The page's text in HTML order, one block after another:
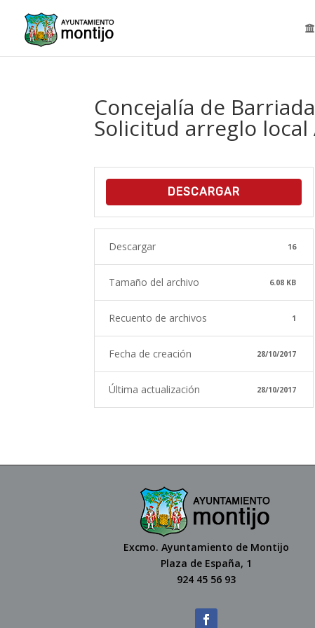
Concejalía de
Solicitud arreglo local
DESCARGAR
Descargar 16
Tamaño del archivo 6.08 KB
Recuento de archivos 1
Fecha de creación 28/10/2017
Última actualización 28/10/2017
Excmo. Ayuntamiento de Montijo
Plaza de España, 1
924 45 56 93